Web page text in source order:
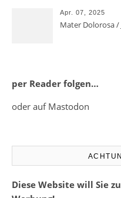
Apr. 07, 2025
Mater Dolorosa /
per Reader folgen…
oder auf Mastodon
Diese Website will Sie